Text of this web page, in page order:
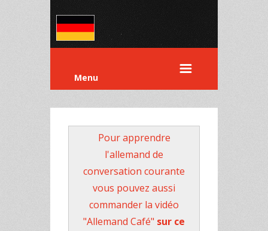
Menu
Pour apprendre
l'allemand de
conversation courante
vous pouvez aussi
commander la vidéo
"Allemand Café" sur ce